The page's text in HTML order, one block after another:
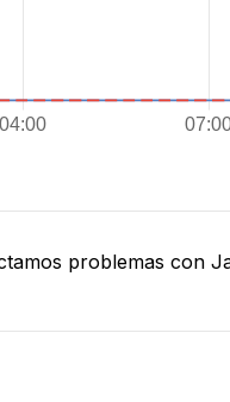
problemas con